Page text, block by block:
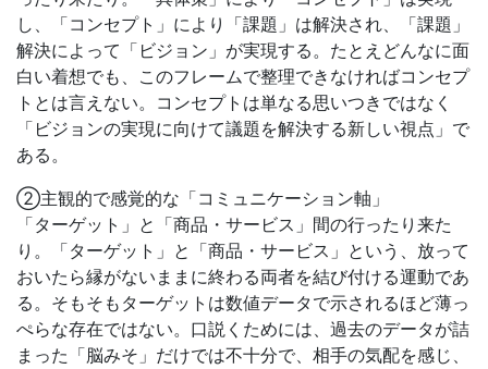
し、「コンセプト」により「課題」は解決され、「課題」
解決によって「ビジョン」が実現する。たとえどんなに面
白い着想でも、このフレームで整理できなければコンセプ
トとは言えない。コンセプトは単なる思いつきではなく
「ビジョンの実現に向けて議題を解決する新しい視点」で
ある。
②主観的で感覚的な「コミュニケーション軸」
「ターゲット」と「商品・サービス」間の行ったり来た
り。「ターゲット」と「商品・サービス」という、放って
おいたら縁がないままに終わる両者を結び付ける運動であ
る。そもそもターゲットは数値データで示されるほど薄っ
ぺらな存在ではない。口説くためには、過去のデータが詰
まった「脳みそ」だけでは不十分で、相手の気配を感じ、